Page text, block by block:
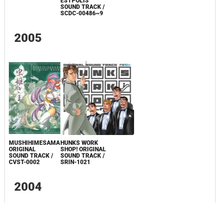
SOUND TRACK /
SCDC-00486~9
2005
MUSHIHIMESAMA
ORIGINAL
SOUND TRACK /
CVST-0002
HUNKS WORK
SHOP! ORIGINAL
SOUND TRACK /
SRIN-1021
2004